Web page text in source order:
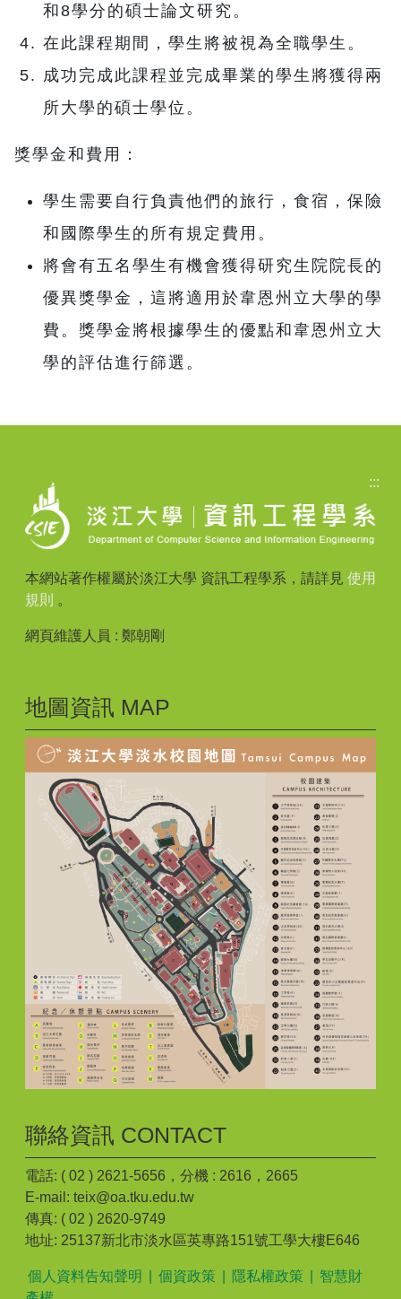
和8學分的碩士論文研究。
在此課程期間，學生將被視為全職學生。
成功完成此課程並完成畢業的學生將獲得兩
所大學的碩士學位。
獎學金和費用：
學生需要自行負責他們的旅行，食宿，保險
和國際學生的所有規定費用。
將會有五名學生有機會獲得研究生院院長的
優異獎學金，這將適用於韋恩州立大學的學
費。獎學金將根據學生的優點和韋恩州立大
學的評估進行篩選。
:::
本網站著作權屬於淡江大學 資訊工程學系，請詳見 使用
規則 。
網頁維護人員 : 鄭朝剛
地圖資訊 MAP
聯絡資訊 CONTACT
電話: ( 02 ) 2621-5656，分機 : 2616，2665
E-mail: teix@oa.tku.edu.tw
傳真: ( 02 ) 2620-9749
地址: 25137新北市淡水區英專路151號工學大樓E646
個人資料告知聲明 個資政策 隱私權政策
智慧財